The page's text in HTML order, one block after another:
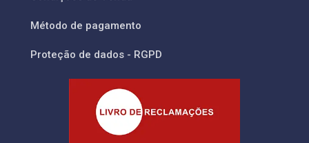
Método de pagamento
Proteção de dados - RGPD